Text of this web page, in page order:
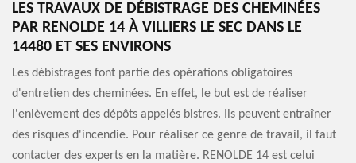
LES TRAVAUX DE DÉBISTRAGE DES CHEMINÉES
PAR RENOLDE 14 À VILLIERS LE SEC DANS LE
14480 ET SES ENVIRONS
Les débistrages font partie des opérations obligatoires
d'entretien des cheminées. En effet, le but est de réaliser
l'enlèvement des dépôts appelés bistres. Ils peuvent entraîner
des risques d'incendie. Pour réaliser ce genre de travail, il faut
contacter des experts en la matière. RENOLDE 14 est celui